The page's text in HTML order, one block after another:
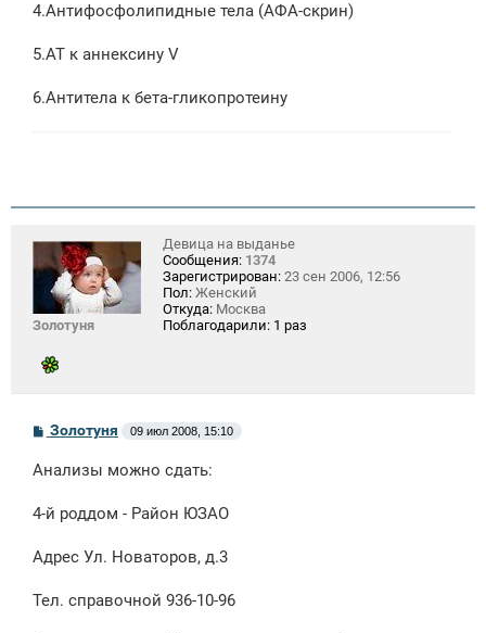
4.Антифосфолипидные тела (АФА-скрин)
5.АТ к аннексину V
6.Антитела к бета-гликопротеину
Золотуня
Девица на выданье
Сообщения: 1374
Зарегистрирован: 23 сен 2006, 12:56
Пол: Женский
Откуда: Москва
Поблагодарили: 1 раз
С
б
е
н
Золотуня 09 июл 2008, 15:10
Анализы можно сдать:
4-й роддом - Район ЮЗАО
Адрес Ул. Новаторов, д.3
Тел. справочной 936-10-96